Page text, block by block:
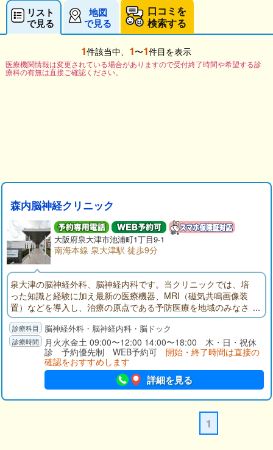
リスト
で見る
地図
で見る
口コミを
検索する
1件該当中、 1〜1件目を表示
医療機関情報は変更されている場合がありますので受付終了時間や希望する診
療科の有無は直接ご確認ください。
森内脳神経クリニック
大阪府泉大津市池浦町1丁目9-1
南海本線 泉大津駅 徒歩9分
泉大津の脳神経外科、脳神経内科です。当クリニックでは、培
った知識と経験に加え最新の医療機器、MRI（磁気共鳴画像装
置）などを導入し、治療の原点である予防医療を地域のみなさ
まに提供させていただきます。MRI検査、脳ドックなどお気軽に
ご相談下さい。脳神経外科・脳神経内科・脳ドック
月火水金土 09:00〜12:00 14:00〜18:00 木・日・祝休
診 予約優先制 WEB予約可 開始・終了時間は直接の
確認をおすすめします
詳細を見る
1